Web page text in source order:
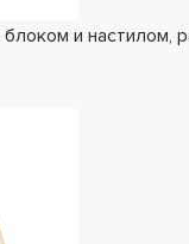
и настилом,